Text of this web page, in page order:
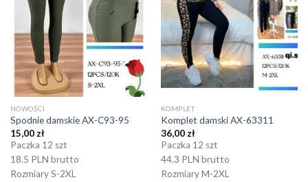
NOWOŚCI
Spodnie damskie AX-C93-95
15,00 zł
Paczka 12 szt
18.5 PLN brutto
Rozmiary S-2XL
KOMPLET
Komplet damski AX-63311
36,00 zł
Paczka 12 szt
44.3 PLN brutto
Rozmiary M-2XL